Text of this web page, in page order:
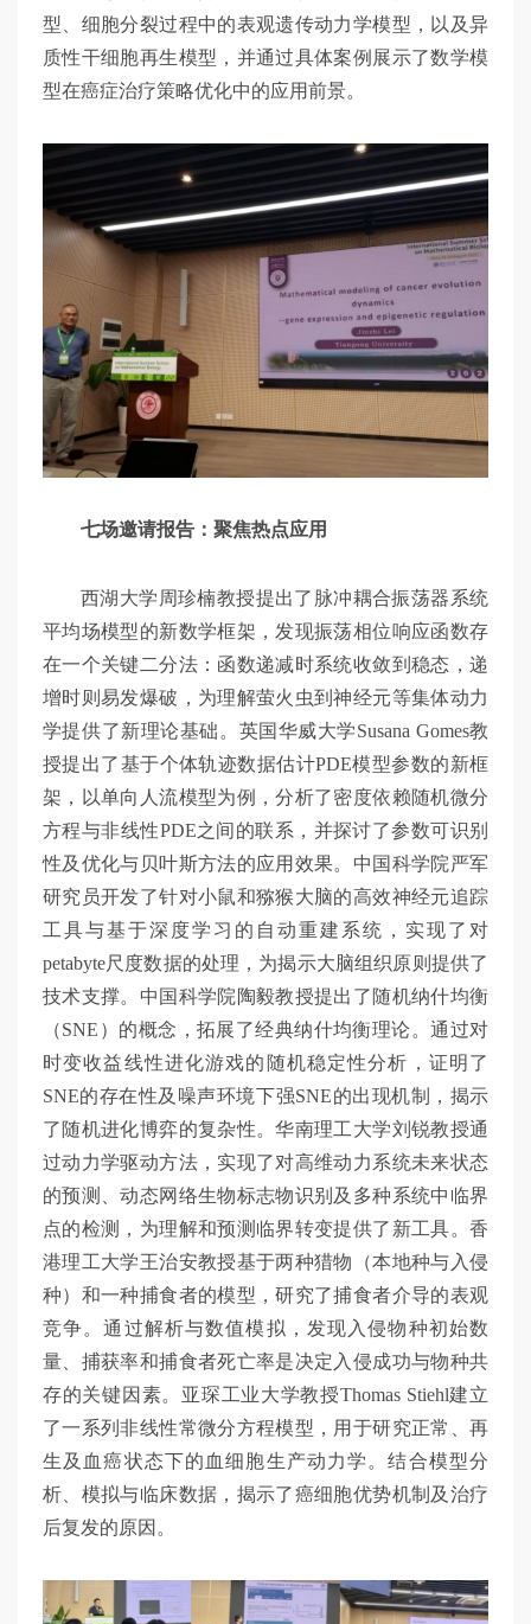
型、细胞分裂过程中的表观遗传动力学模型，以及异
质性干细胞再生模型，并通过具体案例展示了数学模
型在癌症治疗策略优化中的应用前景。
七场邀请报告：聚焦热点应用
西湖大学周珍楠教授提出了脉冲耦合振荡器系统
平均场模型的新数学框架，发现振荡相位响应函数存
在一个关键二分法：函数递减时系统收敛到稳态，递
增时则易发爆破，为理解萤火虫到神经元等集体动力
学提供了新理论基础。英国华威大学Susana Gomes教
授提出了基于个体轨迹数据估计PDE模型参数的新框
架，以单向人流模型为例，分析了密度依赖随机微分
方程与非线性PDE之间的联系，并探讨了参数可识别
性及优化与贝叶斯方法的应用效果。中国科学院严军
研究员开发了针对小鼠和猕猴大脑的高效神经元追踪
工具与基于深度学习的自动重建系统，实现了对
petabyte尺度数据的处理，为揭示大脑组织原则提供了
技术支撑。中国科学院陶毅教授提出了随机纳什均衡
（SNE）的概念，拓展了经典纳什均衡理论。通过对
时变收益线性进化游戏的随机稳定性分析，证明了
SNE的存在性及噪声环境下强SNE的出现机制，揭示
了随机进化博弈的复杂性。华南理工大学刘锐教授通
过动力学驱动方法，实现了对高维动力系统未来状态
的预测、动态网络生物标志物识别及多种系统中临界
点的检测，为理解和预测临界转变提供了新工具。香
港理工大学王治安教授基于两种猎物（本地种与入侵
种）和一种捕食者的模型，研究了捕食者介导的表观
竞争。通过解析与数值模拟，发现入侵物种初始数
量、捕获率和捕食者死亡率是决定入侵成功与物种共
存的关键因素。亚琛工业大学教授Thomas Stiehl建立
了一系列非线性常微分方程模型，用于研究正常、再
生及血癌状态下的血细胞生产动力学。结合模型分
析、模拟与临床数据，揭示了癌细胞优势机制及治疗
后复发的原因。